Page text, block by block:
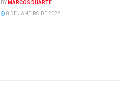
BY MARCOS DUARTE
8 DE JANEIRO DE 2022